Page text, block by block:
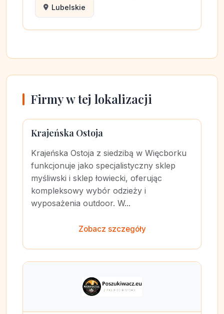
Lubelskie
Firmy w tej lokalizacji
Krajeńska Ostoja
Krajeńska Ostoja z siedzibą w Więcborku
funkcjonuje jako specjalistyczny sklep
myśliwski i sklep łowiecki, oferując
kompleksowy wybór odzieży i
wyposażenia outdoor. W...
Zobacz szczegóły